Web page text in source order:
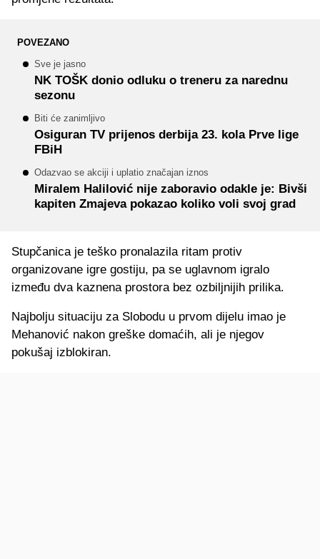
POVEZANO
Sve je jasno
NK TOŠK donio odluku o treneru za narednu
sezonu
Biti će zanimljivo
Osiguran TV prijenos derbija 23. kola Prve lige
FBiH
Odazvao se akciji i uplatio značajan iznos
Miralem Halilović nije zaboravio odakle je: Bivši
kapiten Zmajeva pokazao koliko voli svoj grad
Stupčanica je teško pronalazila ritam protiv
organizovane igre gostiju, pa se uglavnom igralo
između dva kaznena prostora bez ozbiljnijih prilika.
Najbolju situaciju za Slobodu u prvom dijelu imao je
Mehanović nakon greške domaćih, ali je njegov
pokušaj izblokiran.